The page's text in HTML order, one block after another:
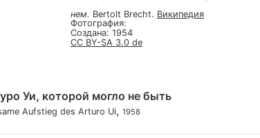
нем. Bertolt Brecht. Википедия
Фотография:
Создана: 1954
CC BY-SA 3.0 de
Уи, которой могло не быть
Aufstieg des Arturo Ui, 1958